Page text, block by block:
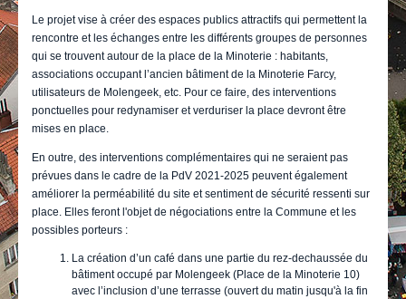
Le projet vise à créer des espaces publics attractifs qui permettent la
rencontre et les échanges entre les différents groupes de personnes
qui se trouvent autour de la place de la Minoterie : habitants,
associations occupant l’ancien bâtiment de la Minoterie Farcy,
utilisateurs de Molengeek, etc. Pour ce faire, des interventions
ponctuelles pour redynamiser et verduriser la place devront être
mises en place.
En outre, des interventions complémentaires qui ne seraient pas
prévues dans le cadre de la PdV 2021-2025 peuvent également
améliorer la perméabilité du site et sentiment de sécurité ressenti sur
place. Elles feront l'objet de négociations entre la Commune et les
possibles porteurs :
La création d’un café dans une partie du rez-dechaussée du
bâtiment occupé par Molengeek (Place de la Minoterie 10)
avec l’inclusion d’une terrasse (ouvert du matin jusqu'à la fin